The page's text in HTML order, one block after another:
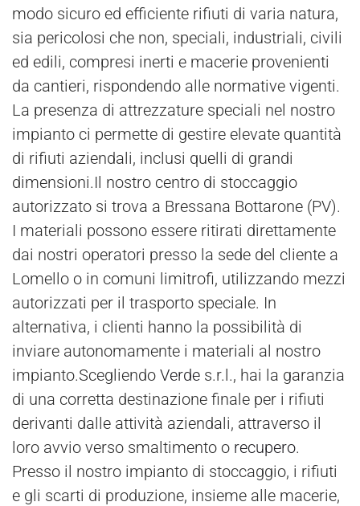
modo sicuro ed efficiente rifiuti di varia natura,
sia pericolosi che non, speciali, industriali, civili
ed edili, compresi inerti e macerie provenienti
da cantieri, rispondendo alle normative vigenti.
La presenza di attrezzature speciali nel nostro
impianto ci permette di gestire elevate quantità
di rifiuti aziendali, inclusi quelli di grandi
dimensioni.Il nostro centro di stoccaggio
autorizzato si trova a Bressana Bottarone (PV).
I materiali possono essere ritirati direttamente
dai nostri operatori presso la sede del cliente a
Lomello o in comuni limitrofi, utilizzando mezzi
autorizzati per il trasporto speciale. In
alternativa, i clienti hanno la possibilità di
inviare autonomamente i materiali al nostro
impianto.Scegliendo Verde s.r.l., hai la garanzia
di una corretta destinazione finale per i rifiuti
derivanti dalle attività aziendali, attraverso il
loro avvio verso smaltimento o recupero.
Presso il nostro impianto di stoccaggio, i rifiuti
e gli scarti di produzione, insieme alle macerie,